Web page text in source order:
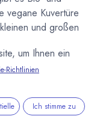
vegane Kuvertüre
und großen
B2B
um Ihnen ein
Richtlinien
Ich stimme zu